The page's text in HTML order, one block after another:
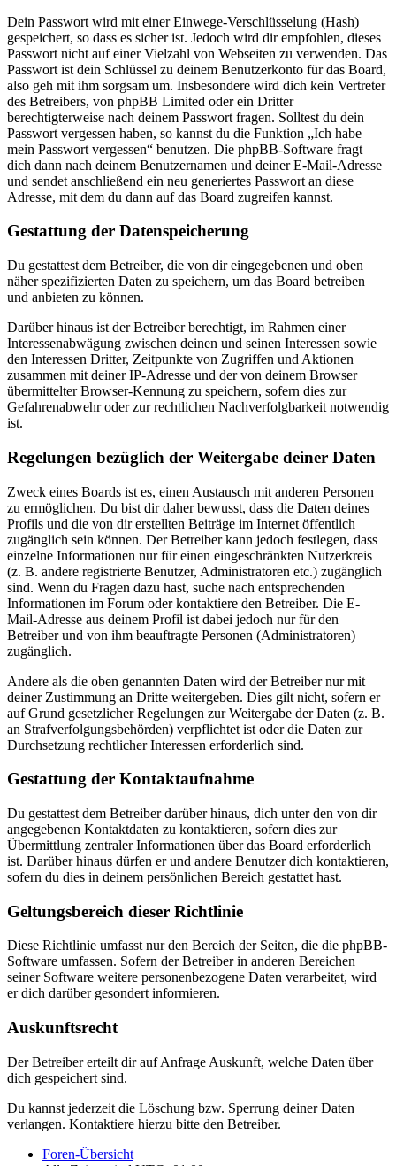
Dein Passwort wird mit einer Einwege-Verschlüsselung (Hash)
gespeichert, so dass es sicher ist. Jedoch wird dir empfohlen, dieses
Passwort nicht auf einer Vielzahl von Webseiten zu verwenden. Das
Passwort ist dein Schlüssel zu deinem Benutzerkonto für das Board,
also geh mit ihm sorgsam um. Insbesondere wird dich kein Vertreter
des Betreibers, von phpBB Limited oder ein Dritter
berechtigterweise nach deinem Passwort fragen. Solltest du dein
Passwort vergessen haben, so kannst du die Funktion „Ich habe
mein Passwort vergessen“ benutzen. Die phpBB-Software fragt
dich dann nach deinem Benutzernamen und deiner E-Mail-Adresse
und sendet anschließend ein neu generiertes Passwort an diese
Adresse, mit dem du dann auf das Board zugreifen kannst.
Gestattung der Datenspeicherung
Du gestattest dem Betreiber, die von dir eingegebenen und oben
näher spezifizierten Daten zu speichern, um das Board betreiben
und anbieten zu können.
Darüber hinaus ist der Betreiber berechtigt, im Rahmen einer
Interessenabwägung zwischen deinen und seinen Interessen sowie
den Interessen Dritter, Zeitpunkte von Zugriffen und Aktionen
zusammen mit deiner IP-Adresse und der von deinem Browser
übermittelter Browser-Kennung zu speichern, sofern dies zur
Gefahrenabwehr oder zur rechtlichen Nachverfolgbarkeit notwendig
ist.
Regelungen bezüglich der Weitergabe deiner Daten
Zweck eines Boards ist es, einen Austausch mit anderen Personen
zu ermöglichen. Du bist dir daher bewusst, dass die Daten deines
Profils und die von dir erstellten Beiträge im Internet öffentlich
zugänglich sein können. Der Betreiber kann jedoch festlegen, dass
einzelne Informationen nur für einen eingeschränkten Nutzerkreis
(z. B. andere registrierte Benutzer, Administratoren etc.) zugänglich
sind. Wenn du Fragen dazu hast, suche nach entsprechenden
Informationen im Forum oder kontaktiere den Betreiber. Die E-
Mail-Adresse aus deinem Profil ist dabei jedoch nur für den
Betreiber und von ihm beauftragte Personen (Administratoren)
zugänglich.
Andere als die oben genannten Daten wird der Betreiber nur mit
deiner Zustimmung an Dritte weitergeben. Dies gilt nicht, sofern er
auf Grund gesetzlicher Regelungen zur Weitergabe der Daten (z. B.
an Strafverfolgungsbehörden) verpflichtet ist oder die Daten zur
Durchsetzung rechtlicher Interessen erforderlich sind.
Gestattung der Kontaktaufnahme
Du gestattest dem Betreiber darüber hinaus, dich unter den von dir
angegebenen Kontaktdaten zu kontaktieren, sofern dies zur
Übermittlung zentraler Informationen über das Board erforderlich
ist. Darüber hinaus dürfen er und andere Benutzer dich kontaktieren,
sofern du dies in deinem persönlichen Bereich gestattet hast.
Geltungsbereich dieser Richtlinie
Diese Richtlinie umfasst nur den Bereich der Seiten, die die phpBB-
Software umfassen. Sofern der Betreiber in anderen Bereichen
seiner Software weitere personenbezogene Daten verarbeitet, wird
er dich darüber gesondert informieren.
Auskunftsrecht
Der Betreiber erteilt dir auf Anfrage Auskunft, welche Daten über
dich gespeichert sind.
Du kannst jederzeit die Löschung bzw. Sperrung deiner Daten
verlangen. Kontaktiere hierzu bitte den Betreiber.
Foren-Übersicht